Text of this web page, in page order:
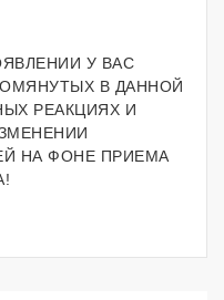
У ВАС
В ДАННОЙ
РЕАКЦИЯХ И
НА ФОНЕ ПРИЕМА